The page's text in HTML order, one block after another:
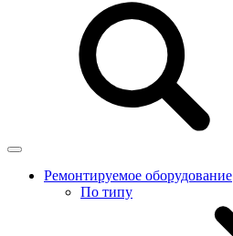
Ремонтируемое оборудование
По типу